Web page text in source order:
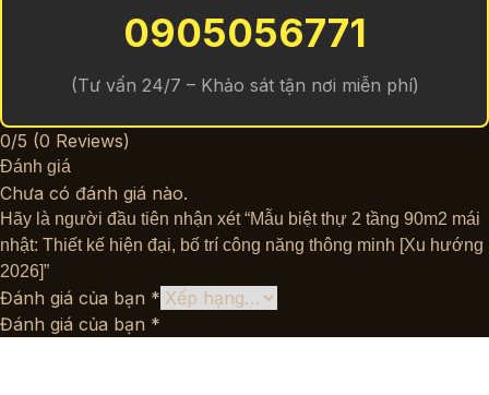
0905056771
(Tư vấn 24/7 – Khảo sát tận nơi miễn phí)
0/5 (0 Reviews)
Đánh giá
Chưa có đánh giá nào.
Hãy là người đầu tiên nhận xét “Mẫu biệt thự 2 tầng 90m2 mái
nhật: Thiết kế hiện đại, bố trí công năng thông minh [Xu hướng
2026]”
Đánh giá của bạn *
Đánh giá của bạn *